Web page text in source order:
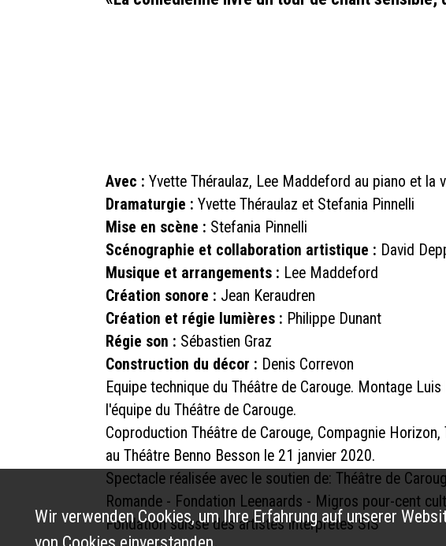
Avec : Yvette Théraulaz, Lee Maddeford au piano et la
Dramaturgie : Yvette Théraulaz et Stefania Pinnelli
Mise en scène : Stefania Pinnelli
Scénographie et collaboration artistique : David
Musique et arrangements : Lee Maddeford
Création sonore : Jean Keraudren
Création et régie lumières : Philippe Dunant
Régie son : Sébastien Graz
Construction du décor : Denis Correvon
Equipe technique du Théâtre de Carouge. Montage
l'équipe du Théâtre de Carouge.
Coproduction Théâtre de Carouge, Compagnie
au Théâtre Benno Besson le 21 janvier 2020.
Spectacle réalisée avec le soutien de: Théâtre de
Romande - Fondation Leenaards - Migros pour-cent
Fondation suisse des artistes interprètes SIS
Wir verwenden Cookies, um Ihre Erfahrung auf unserer